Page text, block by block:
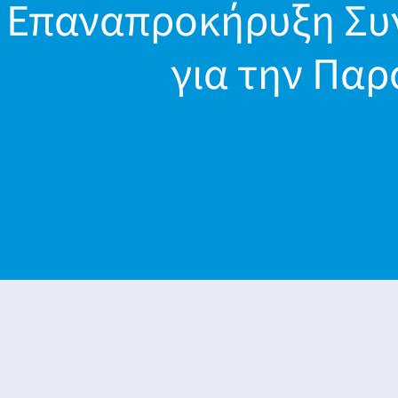
Επαναπροκήρυξη
για την